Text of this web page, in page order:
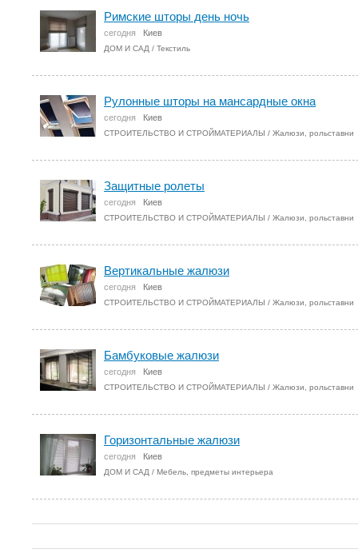
Римские шторы день ночь
сегодня Киев
ДОМ И САД / Текстиль
Рулонные шторы на мансардные окна
сегодня Киев
СТРОИТЕЛЬСТВО И СТРОЙМАТЕРИАЛЫ / Жалюзи, рольставни
Защитные ролеты
сегодня Киев
СТРОИТЕЛЬСТВО И СТРОЙМАТЕРИАЛЫ / Жалюзи, рольставни
Вертикальные жалюзи
сегодня Киев
СТРОИТЕЛЬСТВО И СТРОЙМАТЕРИАЛЫ / Жалюзи, рольставни
Бамбуковые жалюзи
сегодня Киев
СТРОИТЕЛЬСТВО И СТРОЙМАТЕРИАЛЫ / Жалюзи, рольставни
Горизонтальные жалюзи
сегодня Киев
ДОМ И САД / Мебель, предметы интерьера